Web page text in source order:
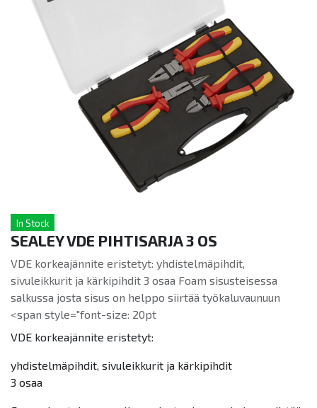
In Stock
SEALEY VDE PIHTISARJA 3 OS
VDE korkeajännite eristetyt: yhdistelmäpihdit,
sivuleikkurit ja kärkipihdit 3 osaa Foam sisusteisessa
salkussa josta sisus on helppo siirtää työkaluvaunuun
<span style="font-size: 20pt
VDE korkeajännite eristetyt:
yhdistelmäpihdit, sivuleikkurit ja kärkipihdit
3 osaa